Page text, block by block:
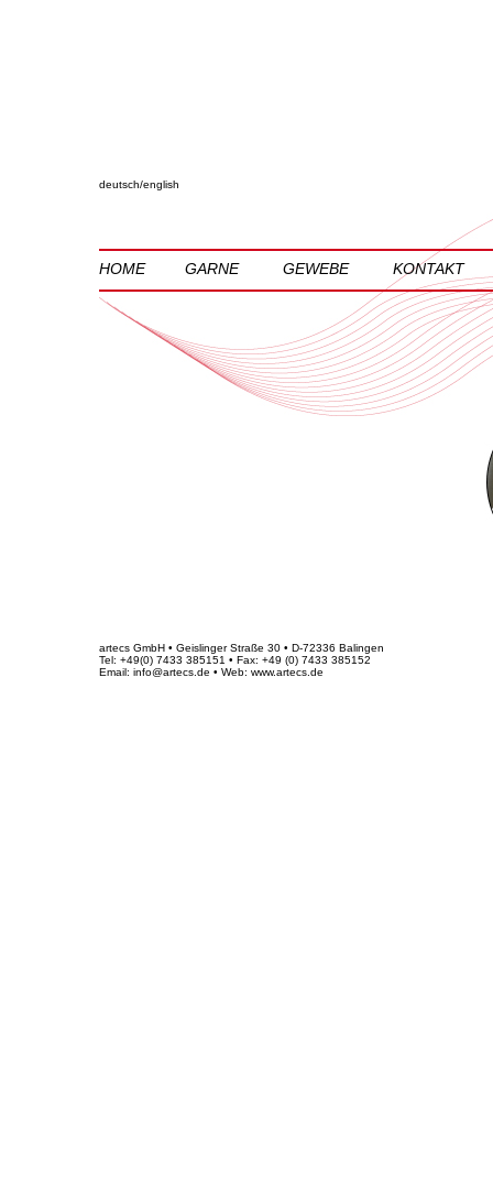
deutsch/english
HOME GARNE GEWEBE KONTAKT
artecs GmbH • Geislinger Straße 30 • D-72336 Balingen
Tel: +49(0) 7433 385151 • Fax: +49 (0) 7433 385152
Email: info@artecs.de • Web: www.artecs.de